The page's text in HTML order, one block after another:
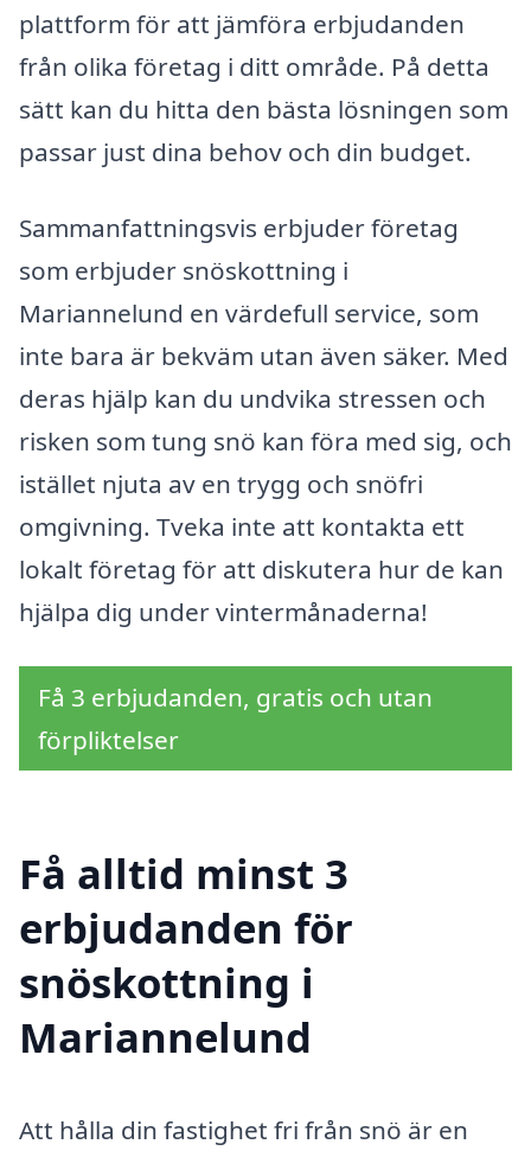
plattform för att jämföra erbjudanden
från olika företag i ditt område. På detta
sätt kan du hitta den bästa lösningen som
passar just dina behov och din budget.
Sammanfattningsvis erbjuder företag
som erbjuder snöskottning i
Mariannelund en värdefull service, som
inte bara är bekväm utan även säker. Med
deras hjälp kan du undvika stressen och
risken som tung snö kan föra med sig, och
istället njuta av en trygg och snöfri
omgivning. Tveka inte att kontakta ett
lokalt företag för att diskutera hur de kan
hjälpa dig under vintermånaderna!
Få 3 erbjudanden, gratis och utan
förpliktelser
Få alltid minst 3
erbjudanden för
snöskottning i
Mariannelund
Att hålla din fastighet fri från snö är en